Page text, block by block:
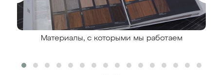
Материалы, с которыми мы работаем